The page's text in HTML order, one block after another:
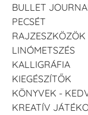
BULLET
PECSÉT
RAJZESZKÖZÖK
LINÓMETSZÉS
KALLIGRÁFIA
KIEGÉSZÍTŐK
KÖNYVEK -
KREATÍV